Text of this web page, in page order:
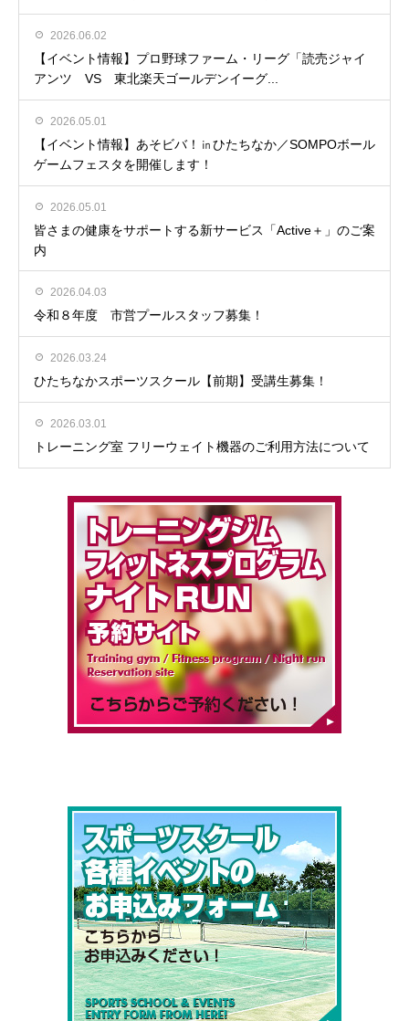
2026.06.02
【イベント情報】プロ野球ファーム・リーグ「読売ジャイ
アンツ VS 東北楽天ゴールデンイーグ...
2026.05.01
【イベント情報】あそビバ！㏌ひたちなか／SOMPOボール
ゲームフェスタを開催します！
2026.05.01
皆さまの健康をサポートする新サービス「Active＋」のご案
内
2026.04.03
令和８年度 市営プールスタッフ募集！
2026.03.24
ひたちなかスポーツスクール【前期】受講生募集！
2026.03.01
トレーニング室 フリーウェイト機器のご利用方法について